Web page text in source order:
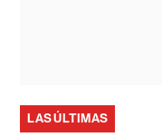
LAS ÚLTIMAS